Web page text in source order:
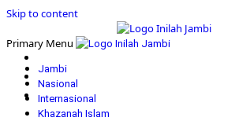
Skip to content
Primary Menu
Jambi
Nasional
Internasional
Khazanah Islam